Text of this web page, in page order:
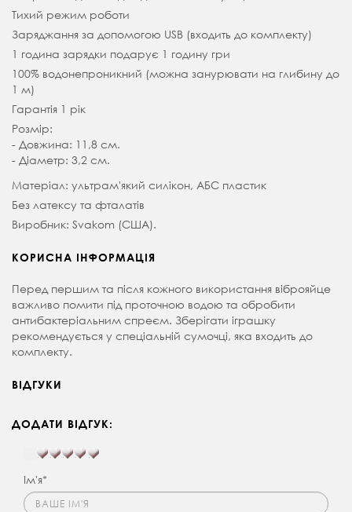
Тихий режим роботи
Заряджання за допомогою USB (входить до комплекту)
1 година зарядки подарує 1 годину гри
100% водонепроникний (можна занурювати на глибину до
1 м)
Гарантія 1 рік
Розмір:
- Довжина: 11,8 см.
- Діаметр: 3,2 см.
Матеріал: ультрам'який силікон, АБС пластик
Без латексу та фталатів
Виробник: Svakom (США).
КОРИСНА ІНФОРМАЦІЯ
Перед першим та після кожного використання віброяйце
важливо помити під проточною водою та обробити
антибактеріальним спреєм. Зберігати іграшку
рекомендується у спеціальній сумочці, яка входить до
комплекту.
ВІДГУКИ
ДОДАТИ ВІДГУК:
Ім'я*